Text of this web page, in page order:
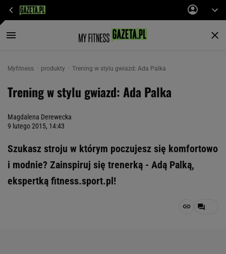
Myfitness produkty Trening w stylu gwiazd: Ada Palka
Trening w stylu gwiazd: Ada Palka
Magdalena Derewecka
9 lutego 2015, 14:43
Szukasz stroju w którym poczujesz się komfortowo
i modnie? Zainspiruj się trenerką - Adą Palką,
ekspertką fitness.sport.pl!